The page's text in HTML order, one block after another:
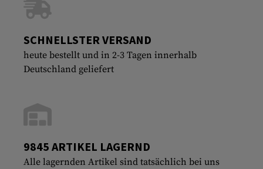
SCHNELLSTER VERSAND
heute bestellt und in 2-3 Tagen innerhalb
Deutschland geliefert
9845 ARTIKEL LAGERND
Alle lagernden Artikel sind tatsächlich bei uns